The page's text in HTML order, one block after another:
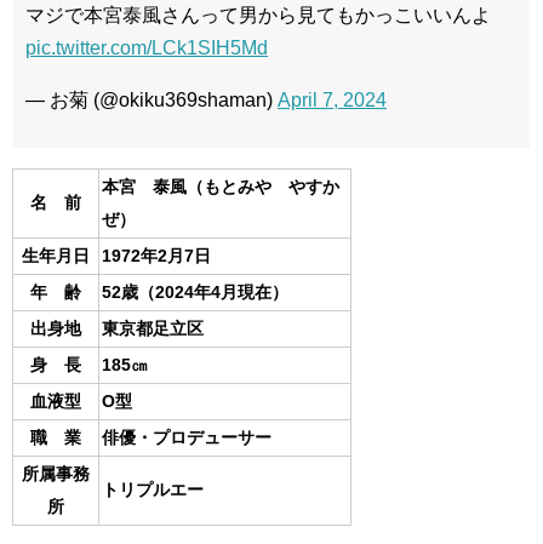
マジで本宮泰風さんって男から見てもかっこいいんよ
pic.twitter.com/LCk1SIH5Md
— お菊 (@okiku369shaman) April 7, 2024
名 前
本宮 泰風（もとみや やすか
ぜ）
生年月日
1972年2月7日
年 齢
52歳（2024年4月現在）
出身地
東京都足立区
身 長
185㎝
血液型
O型
職 業
俳優・プロデューサー
所属事務
所
トリプルエー